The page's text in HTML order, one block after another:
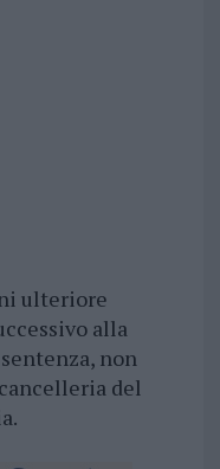
ulteriore
alla
non
del